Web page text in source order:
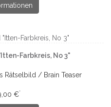
Farbkreis, No 3"
Rätselbild / Brain Teaser
€*